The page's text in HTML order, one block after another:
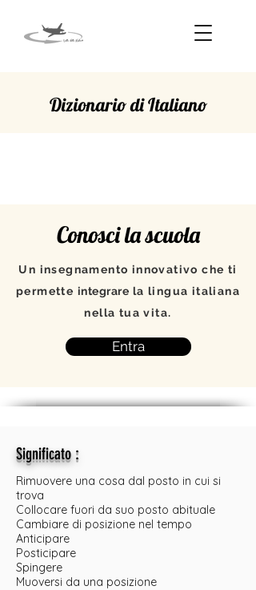
Dizionario di Italiano
Conosci la scuola
Un insegnamento innovativo che ti
permette integrare la lingua italiana
nella tua vita.
Entra
Significato:
Rimuovere una cosa dal posto in cui si
trova
Collocare fuori da suo posto abituale
Cambiare di posizione nel tempo
Anticipare
Posticipare
Spingere
Muoversi da una posizione